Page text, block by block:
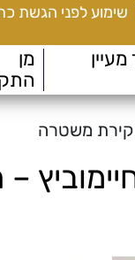
שימוע לפני הגשת
מן
משטרה